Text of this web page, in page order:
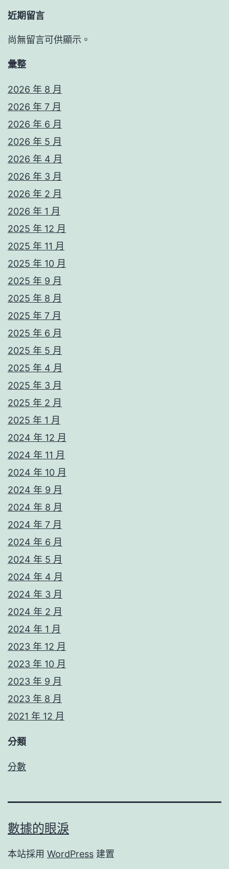
近期留言
尚無留言可供顯示。
彙整
2026 年 8 月
2026 年 7 月
2026 年 6 月
2026 年 5 月
2026 年 4 月
2026 年 3 月
2026 年 2 月
2026 年 1 月
2025 年 12 月
2025 年 11 月
2025 年 10 月
2025 年 9 月
2025 年 8 月
2025 年 7 月
2025 年 6 月
2025 年 5 月
2025 年 4 月
2025 年 3 月
2025 年 2 月
2025 年 1 月
2024 年 12 月
2024 年 11 月
2024 年 10 月
2024 年 9 月
2024 年 8 月
2024 年 7 月
2024 年 6 月
2024 年 5 月
2024 年 4 月
2024 年 3 月
2024 年 2 月
2024 年 1 月
2023 年 12 月
2023 年 10 月
2023 年 9 月
2023 年 8 月
2021 年 12 月
分類
分數
數據的眼淚
本站採用 WordPress 建置